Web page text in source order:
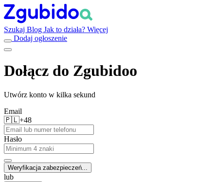
Szukaj Blog Jak to działa? Więcej
Dodaj ogłoszenie
Dołącz do Zgubidoo
Utwórz konto w kilka sekund
Email
🇵🇱+48
Hasło
Weryfikacja zabezpieczeń...
lub